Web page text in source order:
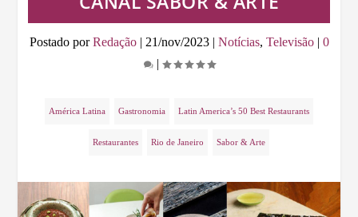
Postado porRedação| 21/nov/2023| Notícias, Televisão| 0
|
América Latina Gastronomia Latin America’s 50 Best Restaurants
Restaurantes Rio de Janeiro Sabor & Arte